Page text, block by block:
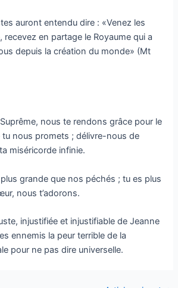
auront entendu dire : «Venez les
recevez en partage le Royaume qui a
depuis la création du monde» (Mt
nous te rendons grâce pour le
tu nous promets ; délivre-nous de
miséricorde infinie.
grande que nos péchés ; tu es plus
nous t’adorons.
injustifiée et injustifiable de Jeanne
ennemis la peur terrible de la
pour ne pas dire universelle.